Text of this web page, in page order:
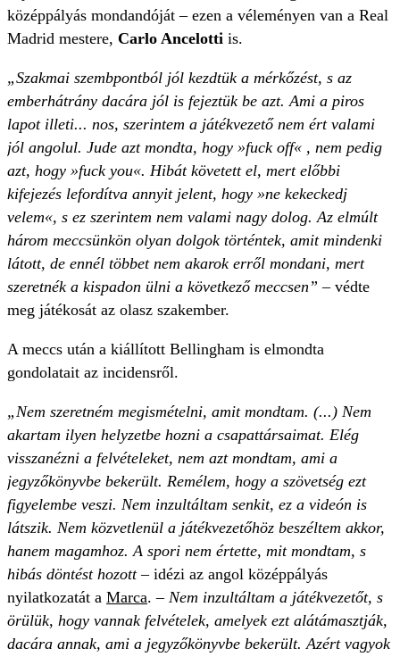
középpályás mondandóját – ezen a véleményen van a Real
Madrid mestere, Carlo Ancelotti is.
„Szakmai szembpontból jól kezdtük a mérkőzést, s az
emberhátrány dacára jól is fejeztük be azt. Ami a piros
lapot illeti... nos, szerintem a játékvezető nem ért valami
jól angolul. Jude azt mondta, hogy »fuck off« , nem pedig
azt, hogy »fuck you«. Hibát követett el, mert előbbi
kifejezés lefordítva annyit jelent, hogy »ne kekeckedj
velem«, s ez szerintem nem valami nagy dolog. Az elmúlt
három meccsünkön olyan dolgok történtek, amit mindenki
látott, de ennél többet nem akarok erről mondani, mert
szeretnék a kispadon ülni a következő meccsen” – védte
meg játékosát az olasz szakember.
A meccs után a kiállított Bellingham is elmondta
gondolatait az incidensről.
„Nem szeretném megismételni, amit mondtam. (...) Nem
akartam ilyen helyzetbe hozni a csapattársaimat. Elég
visszanézni a felvételeket, nem azt mondtam, ami a
jegyzőkönyvbe bekerült. Remélem, hogy a szövetség ezt
figyelembe veszi. Nem inzultáltam senkit, ez a videón is
látszik. Nem közvetlenül a játékvezetőhöz beszéltem akkor,
hanem magamhoz. A spori nem értette, mit mondtam, s
hibás döntést hozott– idézi az angol középpályás
nyilatkozatát a Marca. – Nem inzultáltam a játékvezetőt, s
örülük, hogy vannak felvételek, amelyek ezt alátámasztják,
dacára annak, ami a jegyzőkönyvbe bekerült. Azért vagyok